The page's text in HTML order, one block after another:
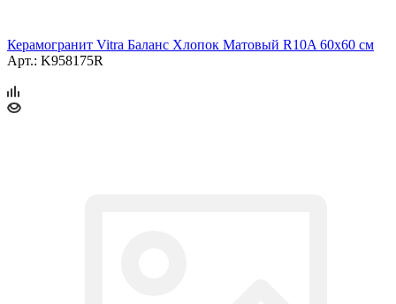
Керамогранит Vitra Баланс Хлопок Матовый R10A 60x60 см
Арт.: K958175R